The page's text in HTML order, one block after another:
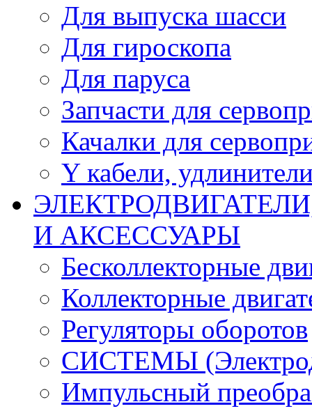
Для выпуска шасси
Для гироскопа
Для паруса
Запчасти для
Качалки для
Y кабели,
И АКСЕССУАРЫ
Бесколлекторные
Коллекторные
Регуляторы оборотов
СИСТЕМЫ
Импульсный